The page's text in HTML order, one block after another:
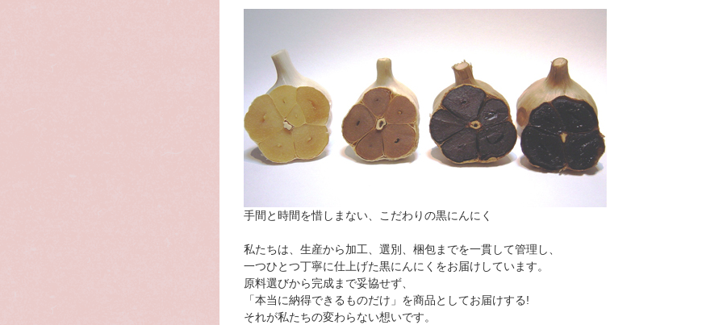
手間と時間を惜しまない、こだわりの黒にんにく
私たちは、生産から加工、選別、梱包までを一貫して管理し、
一つひとつ丁寧に仕上げた黒にんにくをお届けしています。
原料選びから完成まで妥協せず、
「本当に納得できるものだけ」を商品としてお届けする!
それが私たちの変わらない想いです。